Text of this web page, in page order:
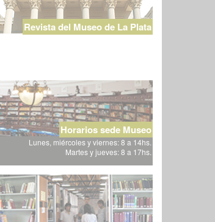
Revista del Museo de La Plata
Horarios sede Museo
Lunes, miércoles y viernes: 8 a 14hs.
Martes y jueves: 8 a 17hs.